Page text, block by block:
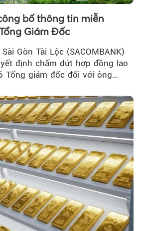
bố thông tin miễn
Giám Đốc
Gòn Tài Lộc (SACOMBANK)
định chấm dứt hợp đồng lao
Tổng giám đốc đối với ông